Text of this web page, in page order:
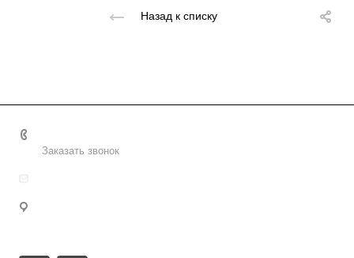
Назад к списку
Заказать звонок